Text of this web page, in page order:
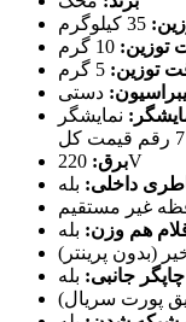
توزین:
توزین:
دستی
نمایشگر LED با قابلیت نمایش 6 رقم قیمت
برق:220V
داخلی: بله
هم وزن: بله
(بدون پرینتر)
جانبی: بله
پورت سریال)